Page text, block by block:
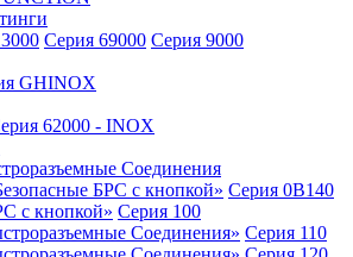
Серия 69000 Серия 9000
GHINOX
62000 - INOX
Соединения
БРС с кнопкой» Серия 0B140
с кнопкой» Серия 100
Соединения» Серия 110